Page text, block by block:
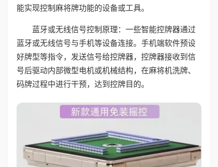
能实现控制麻将牌功能的设备或工具。
蓝牙或无线信号控制原理：一些智能控牌器通过
蓝牙或无线信号与手机等设备连接。手机端软件预设
好牌型等指令，发送信号给控牌器，控牌器接收到信
号后驱动内部微型电机或机械结构，在麻将机洗牌、
码牌过程中进行干预，达到控牌目的。